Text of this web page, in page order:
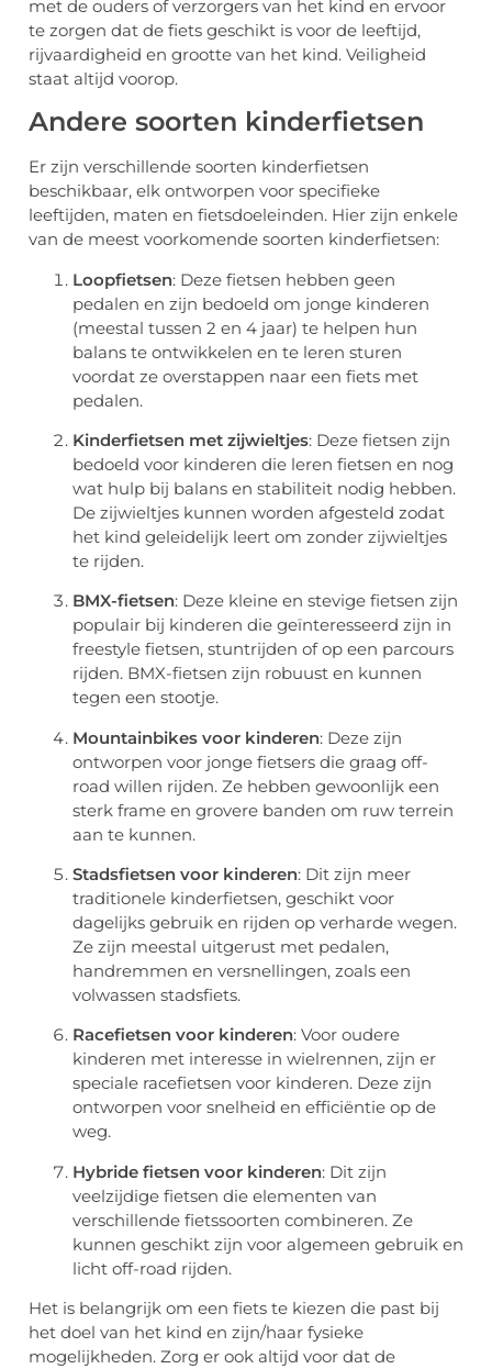
met de ouders of verzorgers van het kind en ervoor
te zorgen dat de fiets geschikt is voor de leeftijd,
rijvaardigheid en grootte van het kind. Veiligheid
staat altijd voorop.
Andere soorten kinderfietsen
Er zijn verschillende soorten kinderfietsen
beschikbaar, elk ontworpen voor specifieke
leeftijden, maten en fietsdoeleinden. Hier zijn enkele
van de meest voorkomende soorten kinderfietsen:
Loopfietsen: Deze fietsen hebben geen
pedalen en zijn bedoeld om jonge kinderen
(meestal tussen 2 en 4 jaar) te helpen hun
balans te ontwikkelen en te leren sturen
voordat ze overstappen naar een fiets met
pedalen.
Kinderfietsen met zijwieltjes: Deze fietsen zijn
bedoeld voor kinderen die leren fietsen en nog
wat hulp bij balans en stabiliteit nodig hebben.
De zijwieltjes kunnen worden afgesteld zodat
het kind geleidelijk leert om zonder zijwieltjes
te rijden.
BMX-fietsen: Deze kleine en stevige fietsen zijn
populair bij kinderen die geïnteresseerd zijn in
freestyle fietsen, stuntrijden of op een parcours
rijden. BMX-fietsen zijn robuust en kunnen
tegen een stootje.
Mountainbikes voor kinderen: Deze zijn
ontworpen voor jonge fietsers die graag off-
road willen rijden. Ze hebben gewoonlijk een
sterk frame en grovere banden om ruw terrein
aan te kunnen.
Stadsfietsen voor kinderen: Dit zijn meer
traditionele kinderfietsen, geschikt voor
dagelijks gebruik en rijden op verharde wegen.
Ze zijn meestal uitgerust met pedalen,
handremmen en versnellingen, zoals een
volwassen stadsfiets.
Racefietsen voor kinderen: Voor oudere
kinderen met interesse in wielrennen, zijn er
speciale racefietsen voor kinderen. Deze zijn
ontworpen voor snelheid en efficiëntie op de
weg.
Hybride fietsen voor kinderen: Dit zijn
veelzijdige fietsen die elementen van
verschillende fietssoorten combineren. Ze
kunnen geschikt zijn voor algemeen gebruik en
licht off-road rijden.
Het is belangrijk om een fiets te kiezen die past bij
het doel van het kind en zijn/haar fysieke
mogelijkheden. Zorg er ook altijd voor dat de